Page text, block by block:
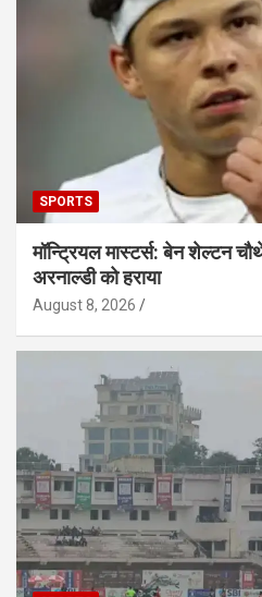
SPORTS
मॉन्ट्रियल मास्टर्स: बेन शेल्टन
अरनाल्डी को हराया
August 8, 2026